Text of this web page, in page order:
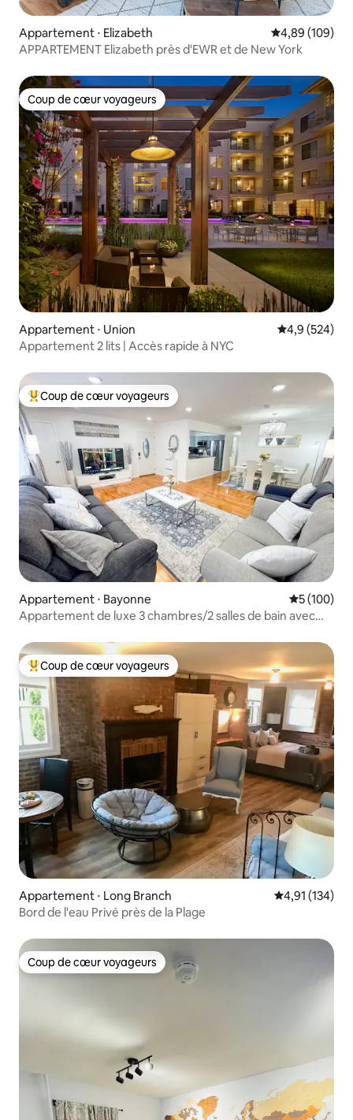
Appartement ⋅ Elizabeth Évaluation
4,89 (109)
APPARTEMENT Elizabeth près d'EWR et de New York
Coup de cœur voyageurs
Coup de cœur voyageurs
Appartement ⋅ Union Évaluation
4,9 (524)
Appartement 2 lits | Accès rapide à NYC
Coups de cœur voyageurs les plus appréciés
Coup de cœur voyageurs
Appartement ⋅ Bayonne Évaluation
5 (100)
Appartement de luxe 3 chambres/2 salles de bain avec
Coups de cœur voyageurs les plus appréciés
Coup de cœur voyageurs
Appartement ⋅ Long Branch Évaluation
4,91 (134)
Bord de l'eau Privé près de la Plage
Coup de cœur voyageurs
Coup de cœur voyageurs